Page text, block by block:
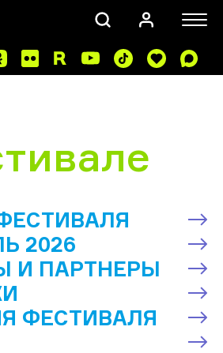
2026
И ПАРТНЕРЫ
ФЕСТИВАЛЯ